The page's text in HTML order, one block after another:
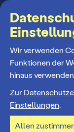
Spielplan
Wir verwenden
Funktionen der
hinaus
Zur
Einstellungen.
Allen